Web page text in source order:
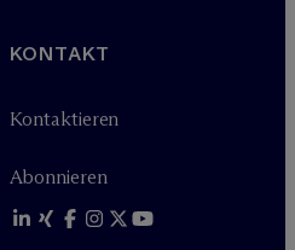
KONTAKT
Kontaktieren
Abonnieren